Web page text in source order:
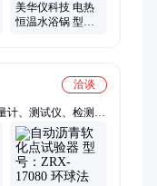
美华仪科技 电热
恒温水浴锅 型
洽谈
计、测试仪、检测
匀仪、密性检验仪、
、抑菌圈测量仪、隧
、溶解氧测定仪、氯
谷物容重器、脉冲大